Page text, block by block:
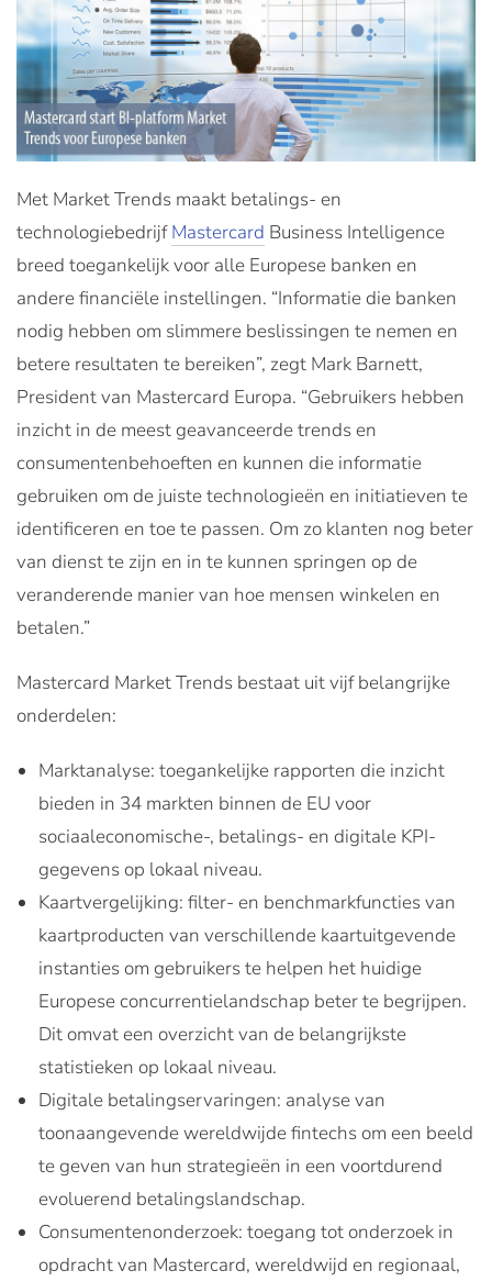
Met Market Trends maakt betalings- en
technologiebedrijfMastercard Business Intelligence
breed toegankelijk voor alle Europese banken en
andere financiële instellingen. “Informatie die banken
nodig hebben om slimmere beslissingen te nemen en
betere resultaten te bereiken”, zegt Mark Barnett,
President van Mastercard Europa. “Gebruikers hebben
inzicht in de meest geavanceerde trends en
consumentenbehoeften en kunnen die informatie
gebruiken om de juiste technologieën en initiatieven te
identificeren en toe te passen. Om zo klanten nog beter
van dienst te zijn en in te kunnen springen op de
veranderende manier van hoe mensen winkelen en
betalen.”
Mastercard Market Trends bestaat uit vijf belangrijke
onderdelen:
Marktanalyse: toegankelijke rapporten die inzicht
bieden in 34 markten binnen de EU voor
sociaaleconomische-, betalings- en digitale KPI-
gegevens op lokaal niveau.
Kaartvergelijking: filter- en benchmarkfuncties van
kaartproducten van verschillende kaartuitgevende
instanties om gebruikers te helpen het huidige
Europese concurrentielandschap beter te begrijpen.
Dit omvat een overzicht van de belangrijkste
statistieken op lokaal niveau.
Digitale betalingservaringen: analyse van
toonaangevende wereldwijde fintechs om een beeld
te geven van hun strategieën in een voortdurend
evoluerend betalingslandschap.
Consumentenonderzoek: toegang tot onderzoek in
opdracht van Mastercard, wereldwijd en regionaal,